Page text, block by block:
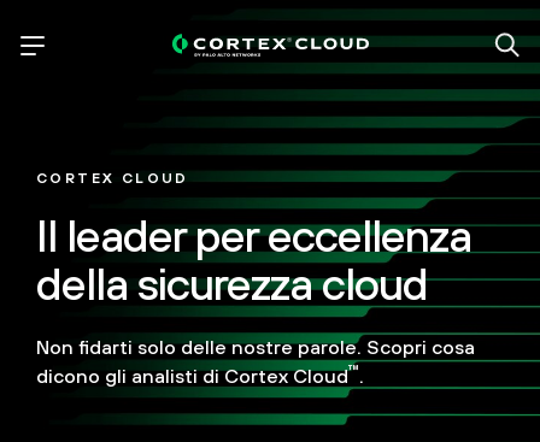
CORTEX CLOUD
Il leader per eccellenza
della sicurezza cloud
Non fidarti solo delle nostre parole. Scopri cosa
dicono gli analisti di Cortex Cloud™.